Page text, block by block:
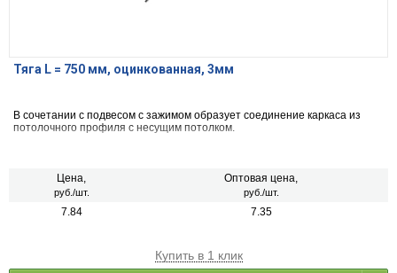
Тяга L = 750 мм, оцинкованная, 3мм
В сочетании с подвесом с зажимом образует соединение каркаса из
потолочного профиля с несущим потолком.
Цена,
руб./шт.
Оптовая цена,
руб./шт.
7.84 7.35
Купить в 1 клик